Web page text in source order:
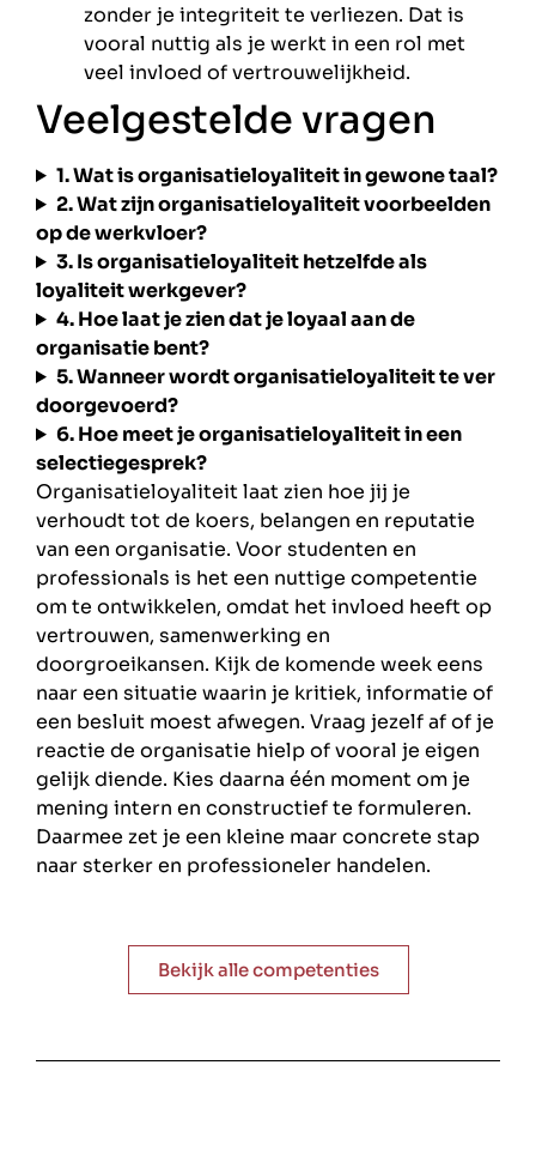
zonder je integriteit te verliezen. Dat is
vooral nuttig als je werkt in een rol met
veel invloed of vertrouwelijkheid.
Veelgestelde vragen
1. Wat is organisatieloyaliteit in gewone taal?
2. Wat zijn organisatieloyaliteit voorbeelden
op de werkvloer?
3. Is organisatieloyaliteit hetzelfde als
loyaliteit werkgever?
4. Hoe laat je zien dat je loyaal aan de
organisatie bent?
5. Wanneer wordt organisatieloyaliteit te ver
doorgevoerd?
6. Hoe meet je organisatieloyaliteit in een
selectiegesprek?
Organisatieloyaliteit laat zien hoe jij je
verhoudt tot de koers, belangen en reputatie
van een organisatie. Voor studenten en
professionals is het een nuttige competentie
om te ontwikkelen, omdat het invloed heeft op
vertrouwen, samenwerking en
doorgroeikansen. Kijk de komende week eens
naar een situatie waarin je kritiek, informatie of
een besluit moest afwegen. Vraag jezelf af of je
reactie de organisatie hielp of vooral je eigen
gelijk diende. Kies daarna één moment om je
mening intern en constructief te formuleren.
Daarmee zet je een kleine maar concrete stap
naar sterker en professioneler handelen.
Bekijk alle competenties